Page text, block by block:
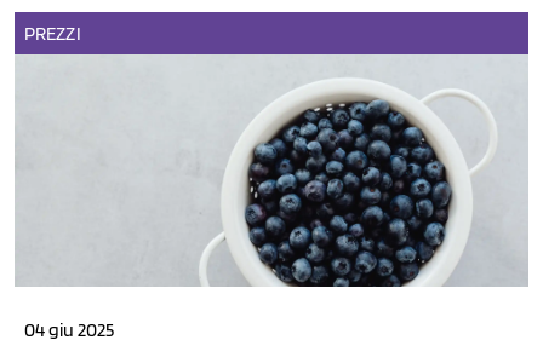
PREZZI
04 giu 2025